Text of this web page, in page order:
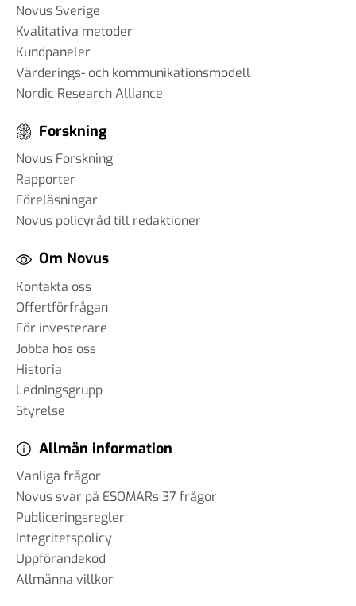
Novus Sverige
Kvalitativa metoder
Kundpaneler
Värderings- och kommunikationsmodell
Nordic Research Alliance
Forskning
Novus Forskning
Rapporter
Föreläsningar
Novus policyråd till redaktioner
Om Novus
Kontakta oss
Offertförfrågan
För investerare
Jobba hos oss
Historia
Ledningsgrupp
Styrelse
Allmän information
Vanliga frågor
Novus svar på ESOMARs 37 frågor
Publiceringsregler
Integritetspolicy
Uppförandekod
Allmänna villkor